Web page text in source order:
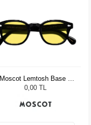
Moscot Lemtosh Base 2
Sun 49 Black Mellow
0,00 TL